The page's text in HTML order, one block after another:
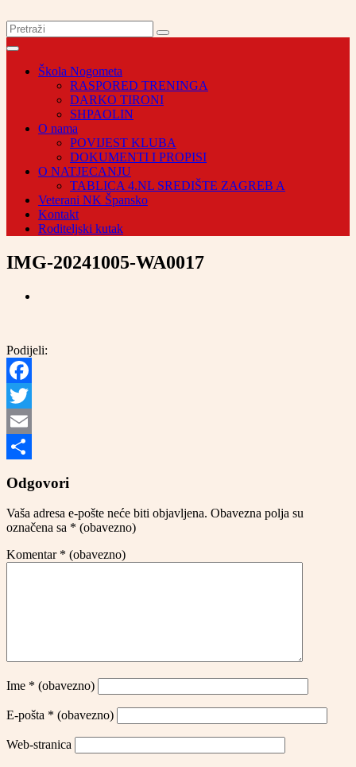
Škola Nogometa
RASPORED TRENINGA
DARKO TIRONI
SHPAOLIN
O nama
POVIJEST KLUBA
DOKUMENTI I PROPISI
O NATJECANJU
TABLICA 4.NL SREDIŠTE ZAGREB A
Veterani NK Špansko
Kontakt
Roditeljski kutak
IMG-20241005-WA0017
Podijeli:
Facebook
Twitter
Email
Odgovori
Vaša adresa e-pošte neće biti objavljena. Obavezna polja su
označena sa * (obavezno)
Komentar * (obavezno)
Ime * (obavezno)
E-pošta * (obavezno)
Web-stranica